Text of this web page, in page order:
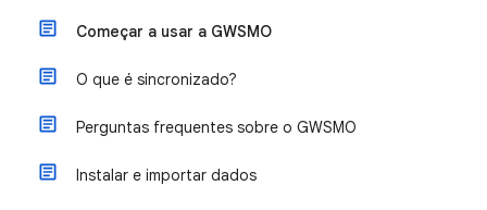
Começar a usar a GWSMO
O que é sincronizado?
Perguntas frequentes sobre o GWSMO
Instalar e importar dados